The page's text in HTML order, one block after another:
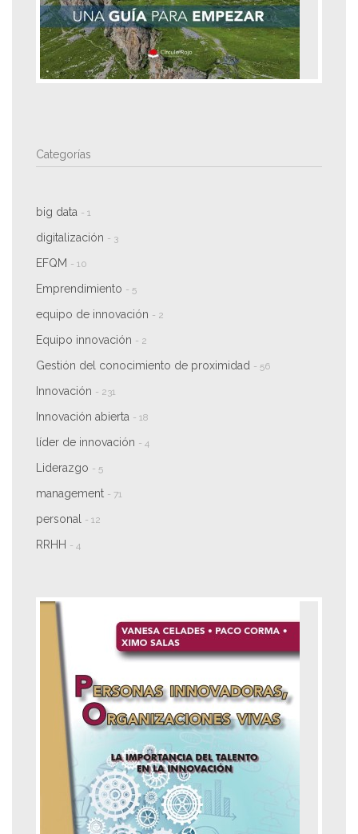
Categorías
big data - 1
digitalización - 3
EFQM - 10
Emprendimiento - 5
equipo de innovación - 2
Equipo innovación - 2
Gestión del conocimiento de proximidad - 56
Innovación - 231
Innovación abierta - 18
líder de innovación - 4
Liderazgo - 5
management - 71
personal - 12
RRHH - 4